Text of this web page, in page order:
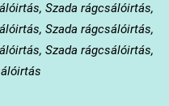
Szada rágcsálóirtás,
Szada rágcsálóirtás,
Szada rágcsálóirtás,